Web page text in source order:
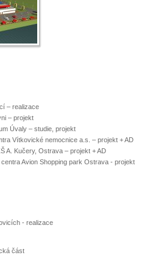
– realizace
– projekt
Úvaly – studie, projekt
Vítkovické nemocnice a.s. – projekt + AD
A. Kučery, Ostrava – projekt + AD
Avion Shopping park Ostrava - projekt
- realizace
část